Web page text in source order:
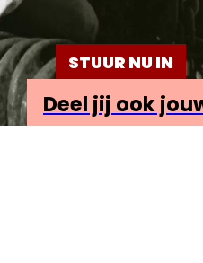
STUUR NU IN
Deel jij ook